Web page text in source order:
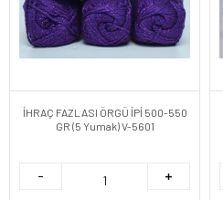
İHRAÇ FAZLASI ÖRGÜ İPİ 500-550
GR (5 Yumak) V-5601